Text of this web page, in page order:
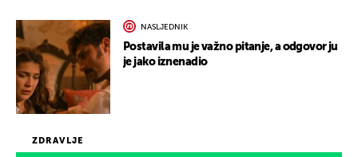
ZDRAVLJE
NASLJEDNIK
Postavila mu je važno pitanje, a odgovor ju
je jako iznenadio